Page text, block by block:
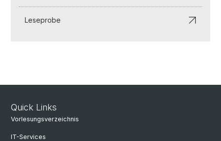
Leseprobe
Quick Links
Vorlesungsverzeichnis
IT-Services